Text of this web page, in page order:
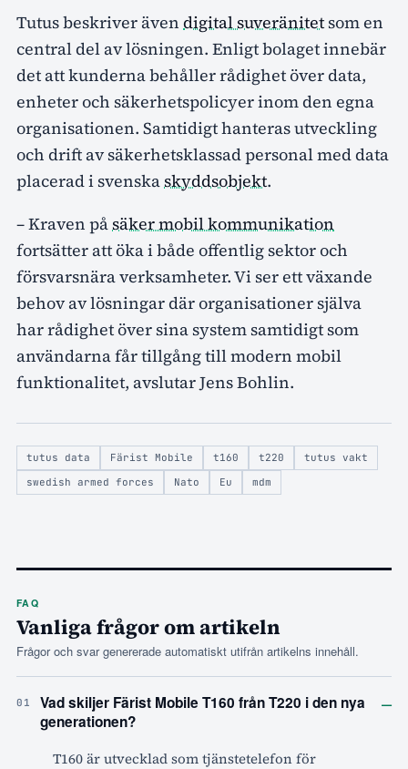
Tutus beskriver även digital suveränitet som en
central del av lösningen. Enligt bolaget innebär
det att kunderna behåller rådighet över data,
enheter och säkerhetspolicyer inom den egna
organisationen. Samtidigt hanteras utveckling
och drift av säkerhetsklassad personal med data
placerad i svenskaskyddsobjekt.
– Kraven påsäker mobil kommunikation
fortsätter att öka i både offentlig sektor och
försvarsnära verksamheter. Vi ser ett växande
behov av lösningar där organisationer själva
har rådighet över sina system samtidigt som
användarna får tillgång till modern mobil
funktionalitet, avslutar Jens Bohlin.
tutus data Färist Mobile t160 t220
tutus vakt
swedish armed forces
Nato Eu mdm
FAQ
Vanliga frågor om artikeln
Frågor och svar genererade automatiskt utifrån artikelns innehåll.
01
Vad skiljer Färist Mobile T160 från T220 i den nya
generationen?
–
T160 är utvecklad som tjänstetelefon för